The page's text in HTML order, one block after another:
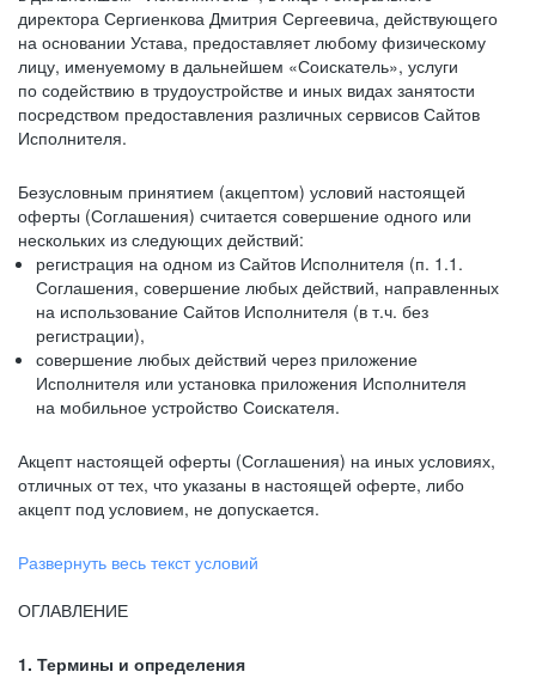
директора Сергиенкова Дмитрия Сергеевича, действующего
на основании Устава, предоставляет любому физическому
лицу, именуемому в дальнейшем «Соискатель», услуги
по содействию в трудоустройстве и иных видах занятости
посредством предоставления различных сервисов Сайтов
Исполнителя.
Безусловным принятием (акцептом) условий настоящей
оферты (Соглашения) считается совершение одного или
нескольких из следующих действий:
регистрация на одном из Сайтов Исполнителя (п. 1.1.
Соглашения, совершение любых действий, направленных
на использование Сайтов Исполнителя (в т.ч. без
регистрации),
совершение любых действий через приложение
Исполнителя или установка приложения Исполнителя
на мобильное устройство Соискателя.
Акцепт настоящей оферты (Соглашения) на иных условиях,
отличных от тех, что указаны в настоящей оферте, либо
акцепт под условием, не допускается.
Развернуть весь текст условий
ОГЛАВЛЕНИЕ
1. Термины и определения